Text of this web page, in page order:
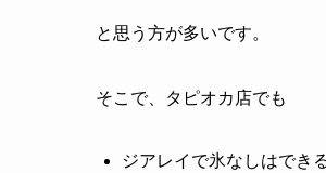
と思う方が多いです。
そこで、タピオカ店でも
ジアレイで氷なしはでき